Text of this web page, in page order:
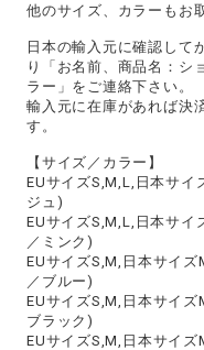
他のサイズ、カラーもお
日本の輸入元に確認して
り「お名前、商品名：シ
ラー」をご連絡下さい。
輸入元に在庫があれば決
す。
【サイズ／カラー】
EUサイズS,M,L,日本サ
ジュ)
EUサイズS,M,L,日本サ
／ミンク)
EUサイズS,M,日本サイ
／ブルー)
EUサイズS,M,日本サイ
ブラック)
EUサイズS,M,日本サイ